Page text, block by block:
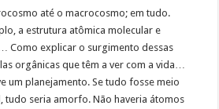
até o macrocosmo; em tudo.
a estrutura atômica molecular e
Como explicar o surgimento dessas
orgânicas que têm a ver com a vida…
um planejamento. Se tudo fosse meio
tudo seria amorfo. Não haveria átomos